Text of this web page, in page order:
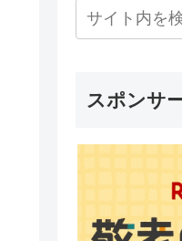
スポンサ